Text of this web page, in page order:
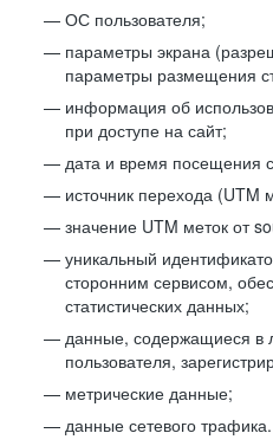
ОС пользователя;
параметры экрана
параметры размещения
информация об
при доступе на сайт;
дата и время посещения
источник перехода (UTM
значение UTM меток от
уникальный
сторонним сервисом,
статистических данных;
данные, содержащиеся в
пользователя,
метрические данные;
данные сетевого трафика.